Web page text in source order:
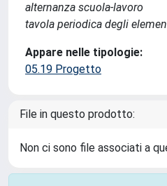
alternanza scuola-lavoro
tavola periodica degli
Appare nelle tipologie:
05.19 Progetto
File in questo prodotto:
Non ci sono file associati a